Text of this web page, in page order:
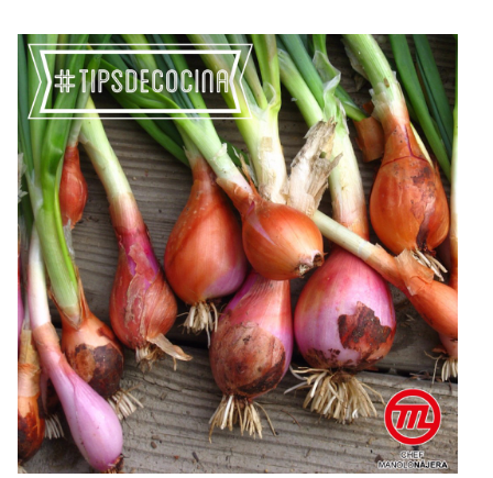
comal y por separado el cacao. Después de muelen
todos los insumos juntos y se obtiene el polvo